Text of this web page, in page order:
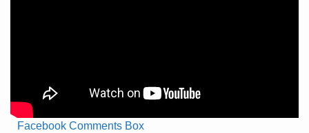
Facebook Comments Box